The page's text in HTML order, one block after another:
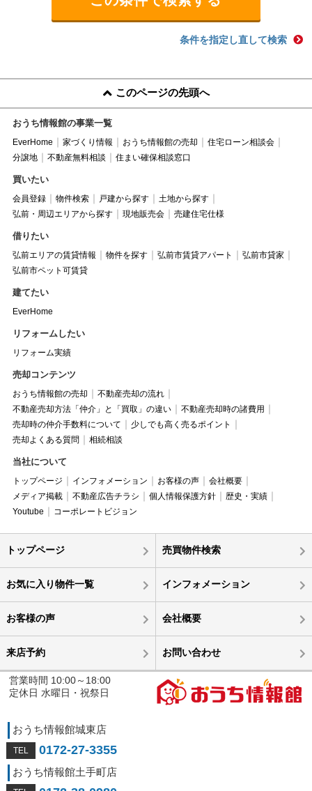
条件を指定し直して検索
このページの先頭へ
おうち情報館の事業一覧
EverHome 家づくり情報 おうち情報館の売却
住宅ローン相談会
分譲地
不動産無料相談 住まい確保相談窓口
買いたい
会員登録 物件検索 戸建から探す
土地から探す
弘前・周辺エリアから探す
現地販売会 売建住宅仕様
借りたい
弘前エリアの賃貸情報 物件を探す 弘前市賃貸アパート
弘前市貸家
弘前市ペット可賃貸
建てたい
EverHome
リフォームしたい
リフォーム実績
売却コンテンツ
おうち情報館の売却
不動産売却の流れ
不動産売却方法「仲介」と「買取」の違い
不動産売却時の諸費用
売却時の仲介手数料について
少しでも高く売るポイント
売却よくある質問
相続相談
当社について
トップページ インフォメーション お客様の声
会社概要
メディア掲載
不動産広告チラシ 個人情報保護方針
歴史・実績
Youtube
コーポレートビジョン
トップページ 売買物件検索
お気に入り物件一覧 インフォメーション
お客様の声 会社概要
来店予約 お問い合わせ
営業時間 10:00～18:00
定休日 水曜日・祝祭日
おうち情報館城東店
0172-27-3355
おうち情報館土手町店